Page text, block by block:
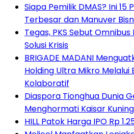
Siapa Pemilik DMAS? Ini 15
Terbesar dan Manuver
Tegas, PKS Sebut
Solusi Krisis
BRIGADE MADANI
Holding Ultra Mikro Melalui
Kolaboratif
Diaspora Tionghua Dunia
Menghormati Kaisar
HILL Patok Harga IPO Rp